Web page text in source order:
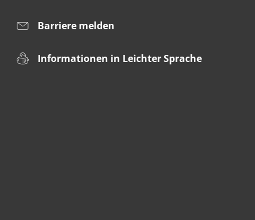
Barriere melden
Informationen in Leichter Sprache